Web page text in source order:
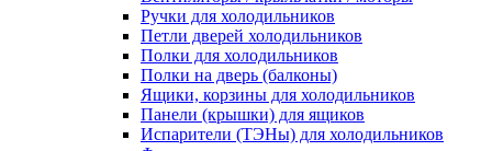
Ручки для холодильников
Петли дверей холодильников
Полки для холодильников
Полки на дверь (балконы)
Ящики, корзины для холодильников
Панели (крышки) для ящиков
Испарители (ТЭНы) для холодильников